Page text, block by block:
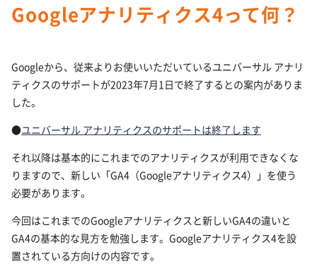
Googleアナリティクス4って何？
Googleから、従来よりお使いいただいているユニバーサル アナリ
ティクスのサポートが2023年7月1日で終了するとの案内がありま
した。
●ユニバーサル アナリティクスのサポートは終了します
それ以降は基本的にこれまでのアナリティクスが利用できなくな
りますので、新しい「GA4（Googleアナリティクス4）」を使う
必要があります。
今回はこれまでのGoogleアナリティクスと新しいGA4の違いと
GA4の基本的な見方を勉強します。Googleアナリティクス4を設
置されている方向けの内容です。